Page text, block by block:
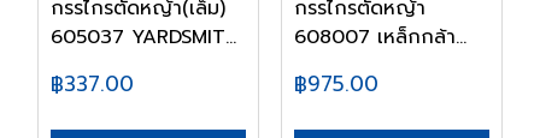
กรรไกรตัดหญ้า(เล็ม)
605037 YARDSMIT...
฿337.00
กรรไกรตัดหญ้า
608007 เหล็กกล้า
฿975.00